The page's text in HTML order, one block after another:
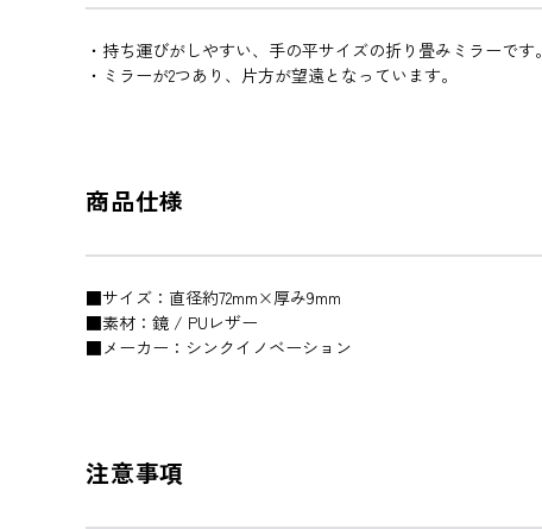
・持ち運びがしやすい、手の平サイズの折り畳みミラーです。
・ミラーが2つあり、片方が望遠となっています。
商品仕様
■サイズ：直径約72mm×厚み9mm
■素材：鏡 / PUレザー
■メーカー：シンクイノベーション
注意事項